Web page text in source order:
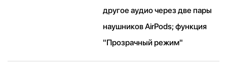
другое аудио через две пары
наушников AirPods; функция
"Прозрачный режим"